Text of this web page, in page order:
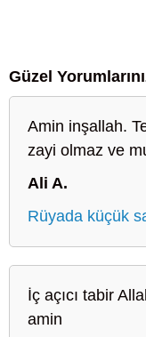
Güzel
Amin inşallah.
zayi olmaz ve
Ali A.
Rüyada küçük
İç açıcı tabir
amin